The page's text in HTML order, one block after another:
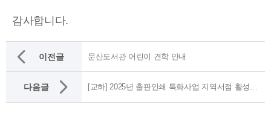
감사합니다.
이전글 문산도서관 어린이 견학 안내
다음글 [교하] 2025년 출판인쇄 특화사업 지역서점 활성화 캠페인 <동네책방 북로깅> 운영 안내